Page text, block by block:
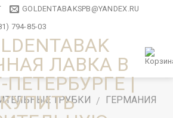
GOLDENTABAKSPB@YANDEX.RU
794-85-03
ТРУБКИ / ГЕРМАНИЯ